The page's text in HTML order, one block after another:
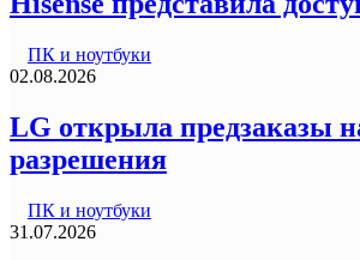
ПК и ноутбуки
02.08.2026
LG открыла предзаказы
разрешения
ПК и ноутбуки
31.07.2026